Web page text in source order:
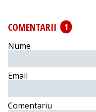
COMENTARII
1
Nume
Email
Comentariu